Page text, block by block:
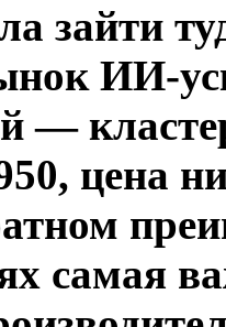
зайти
ИИ-
—
цена
самая